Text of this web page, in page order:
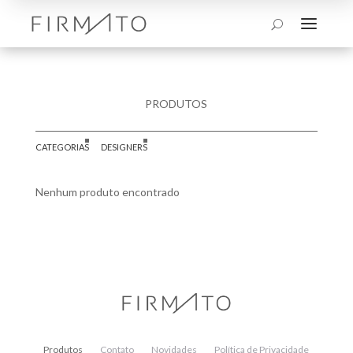
U a
PRODUTOS
CATEGORIAS DESIGNERS
Nenhum produto encontrado
Produtos Contato Novidades
Política de Privacidade